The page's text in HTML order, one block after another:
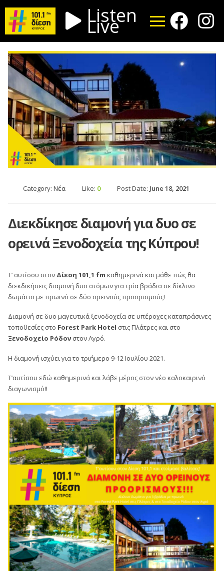
Listen
Live
Category: Νέα Like: 0 Post Date: June 18, 2021
Διεκδίκησε διαμονή για δυο σε
ορεινά Ξενοδοχεία της Κύπρου!
Τ’ αυτίσου στον Δίεση 101,1 fm καθημερινά και μάθε πώς θα
διεκδικήσεις διαμονή δυο ατόμων για τρία βράδια σε δίκλινο
δωμάτιο με πρωινό σε δύο ορεινούς προορισμούς!
Διαμονή σε δυο μαγευτικά ξενοδοχεία σε υπέροχες καταπράσινες
τοποθεσίες στο Forest Park Hotel στις Πλάτρες και στο
Ξενοδοχείο Ρόδον στον Αγρό.
Η διαμονή ισχύει για το τριήμερο 9-12 Ιουλίου 2021.
Τ’αυτίσου εδώ καθημερινά και λάβε μέρος στον νέο καλοκαιρινό
διαγωνισμό!!